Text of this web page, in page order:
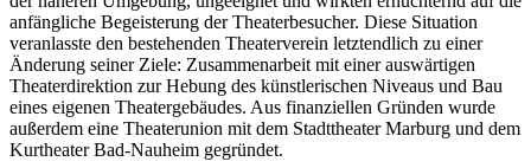
anfängliche Begeisterung der Theaterbesucher. Diese Situation
veranlasste den bestehenden Theaterverein letztendlich zu einer
Änderung seiner Ziele: Zusammenarbeit mit einer auswärtigen
Theaterdirektion zur Hebung des künstlerischen Niveaus und Bau
eines eigenen Theatergebäudes. Aus finanziellen Gründen wurde
außerdem eine Theaterunion mit dem Stadttheater Marburg und dem
Kurtheater Bad-Nauheim gegründet.